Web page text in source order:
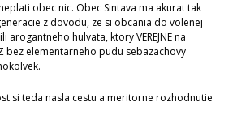
obec nic. Obec Sintava ma akurat tak
z dovodu, ze si obcania do volenej
arogantneho hulvata, ktory VEREJNE na
bez elementarneho pudu sebazachovy
si teda nasla cestu a meritorne rozhodnutie